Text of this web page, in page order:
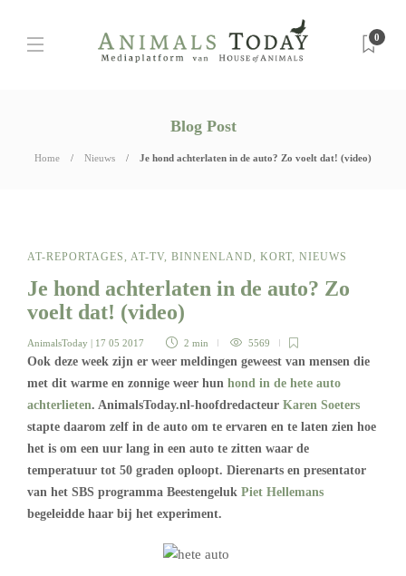
0
Blog Post
Home Nieuws Je hond achterlaten in de auto? Zo voelt dat! (video)
AT-REPORTAGES, AT-TV, BINNENLAND, KORT, NIEUWS
Je hond achterlaten in de auto? Zo
voelt dat! (video)
AnimalsToday | 17 05 2017 2 min 5569
Ook deze week zijn er weer meldingen geweest van mensen die
met dit warme en zonnige weer hun hond in de hete auto
achterlieten. AnimalsToday.nl-hoofdredacteur Karen Soeters
stapte daarom zelf in de auto om te ervaren en te laten zien hoe
het is om een uur lang in een auto te zitten waar de
temperatuur tot 50 graden oploopt. Dierenarts en presentator
van het SBS programma Beestengeluk Piet Hellemans
begeleidde haar bij het experiment.